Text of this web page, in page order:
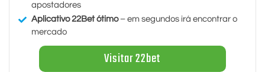
apostadores
Aplicativo 22Bet ótimo– em segundos irá encontrar o
mercado
Visitar 22bet